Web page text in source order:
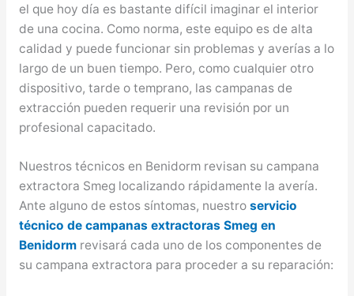
el que hoy día es bastante difícil imaginar el interior
de una cocina. Como norma, este equipo es de alta
calidad y puede funcionar sin problemas y averías a lo
largo de un buen tiempo. Pero, como cualquier otro
dispositivo, tarde o temprano, las campanas de
extracción pueden requerir una revisión por un
profesional capacitado.
Nuestros técnicos en Benidorm revisan su campana
extractora Smeg localizando rápidamente la avería.
Ante alguno de estos síntomas, nuestro servicio
técnico de campanas extractoras Smeg en
Benidormrevisará cada uno de los componentes de
su campana extractora para proceder a su reparación: